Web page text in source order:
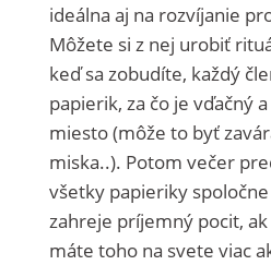
ideálna aj na rozvíjanie
Môžete si z nej urobiť
keď sa zobudíte, každý
papierik, za čo je vďačný
miesto (môže to byť
miska..). Potom večer
všetky papieriky
zahreje príjemný pocit,
máte toho na svete viac